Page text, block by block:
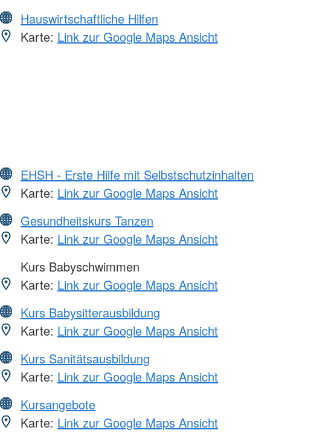
Hauswirtschaftliche Hilfen
Karte: Link zur Google Maps Ansicht
EHSH - Erste Hilfe mit Selbstschutzinhalten
Karte: Link zur Google Maps Ansicht
Gesundheitskurs Tanzen
Karte: Link zur Google Maps Ansicht
Kurs Babyschwimmen
Karte: Link zur Google Maps Ansicht
Kurs Babysitterausbildung
Karte: Link zur Google Maps Ansicht
Kurs Sanitätsausbildung
Karte: Link zur Google Maps Ansicht
Kursangebote
Karte: Link zur Google Maps Ansicht